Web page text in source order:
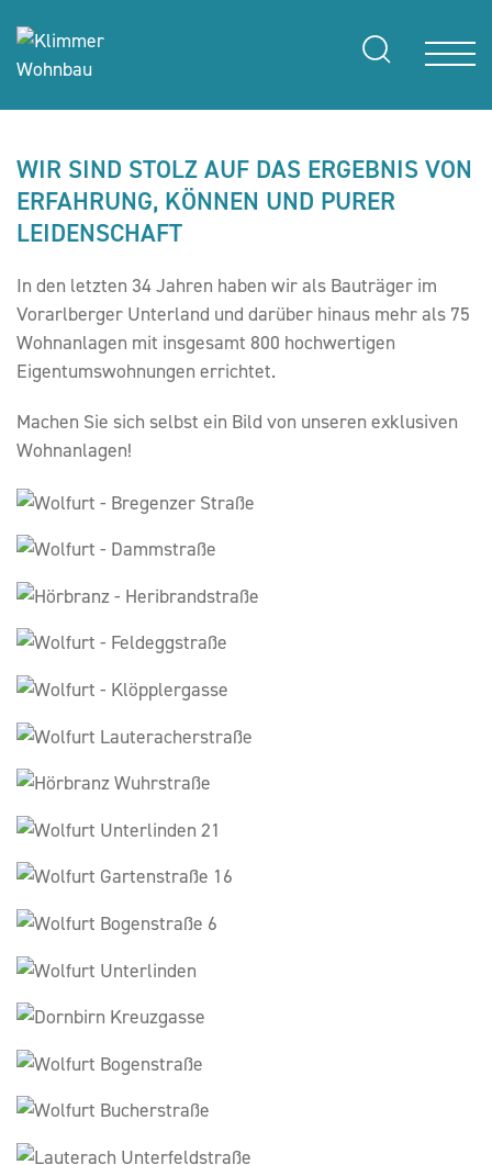
WIR SIND STOLZ AUF DAS ERGEBNIS VON
ERFAHRUNG, KÖNNEN UND PURER
LEIDENSCHAFT
In den letzten 34 Jahren haben wir als Bauträger im
Vorarlberger Unterland und darüber hinaus mehr als 75
Wohnanlagen mit insgesamt 800 hochwertigen
Eigentumswohnungen errichtet.
Machen Sie sich selbst ein Bild von unseren exklusiven
Wohnanlagen!